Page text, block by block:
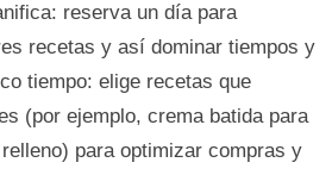
reserva un día para
recetas y así dominar tiempos y
tiempo: elige recetas que
(por ejemplo, crema batida para
para optimizar compras y